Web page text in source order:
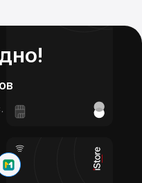
(1 м)
Вт
264 ppi